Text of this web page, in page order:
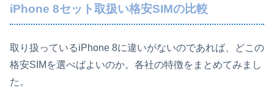
iPhone 8セット取扱い格安SIMの比較
取り扱っているiPhone 8に違いがないのであれば、どこの
格安SIMを選べばよいのか。各社の特徴をまとめてみまし
た。